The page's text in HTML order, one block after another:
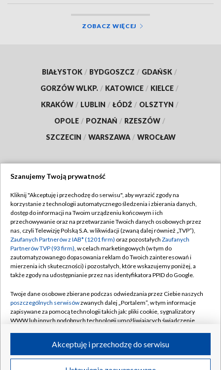
ZOBACZ WIĘCEJ
BIAŁYSTOK / BYDGOSZCZ / GDAŃSK /
GORZÓW WLKP. / KATOWICE / KIELCE /
KRAKÓW / LUBLIN / ŁÓDŹ / OLSZTYN /
OPOLE / POZNAŃ / RZESZÓW /
SZCZECIN / WARSZAWA / WROCŁAW
TVP
Abonament TVP
Emisja w TVP
Centrum informacji TVP
Naziemna Telewizja Cyfrowa
Rada Programowa
System NOS
Informacje o nadawcy
Program dla prasy
Regulamin TVP
Polityka prywatności
Moje zgody
Pomoc
Kontakt
Kanały
©2026 Telewizja Polska S.A. w likwidacji
Szanujemy Twoją prywatność
Kliknij "Akceptuję i przechodzę do serwisu", aby wyrazić zgody na
korzystanie z technologii automatycznego śledzenia i zbierania danych,
dostęp do informacji na Twoim urządzeniu końcowym i ich
przechowywanie oraz na przetwarzanie Twoich danych osobowych przez
nas, czyli Telewizję Polską S.A. w likwidacji (zwaną dalej również „TVP”),
Zaufanych Partnerów z IAB* (1201 firm) oraz pozostałych Zaufanych
Partnerów TVP (93 firm), w celach marketingowych (w tym do
zautomatyzowanego dopasowania reklam do Twoich zainteresowań i
mierzenia ich skuteczności) i pozostałych, które wskazujemy poniżej, a
także zgody na udostępnianie przez nas identyfikatora PPID do Google.
Twoje dane osobowe zbierane podczas odwiedzania przez Ciebie naszych
poszczególnych serwisówzwanych dalej „Portalem”, w tym informacje
zapisywane za pomocą technologii takich jak: pliki cookie, sygnalizatory
WWW lub innych podobnych technologii umożliwiających świadczenie
ruchu w Internecie.
Twoje dane osobowe zbierane podczas odwiedzania przez Ciebie
Akceptuję i przechodzę do serwisu